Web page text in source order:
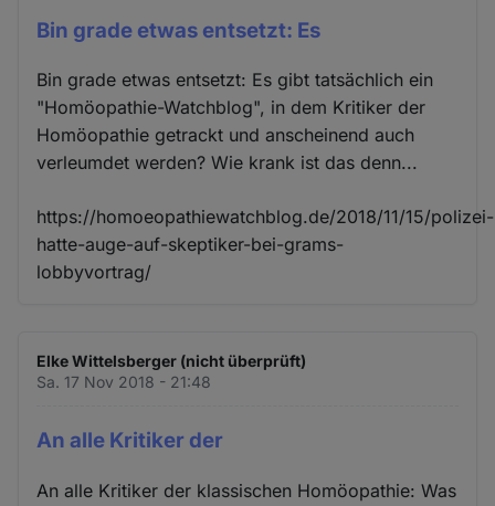
Bin grade etwas entsetzt: Es
Bin grade etwas entsetzt: Es gibt tatsächlich ein
"Homöopathie-Watchblog", in dem Kritiker der
Homöopathie getrackt und anscheinend auch
verleumdet werden? Wie krank ist das denn...
https://homoeopathiewatchblog.de/2018/11/15/polizei-
hatte-auge-auf-skeptiker-bei-grams-
lobbyvortrag/
Elke Wittelsberger (nicht überprüft)
Sa. 17 Nov 2018 - 21:48
An alle Kritiker der
An alle Kritiker der klassischen Homöopathie: Was